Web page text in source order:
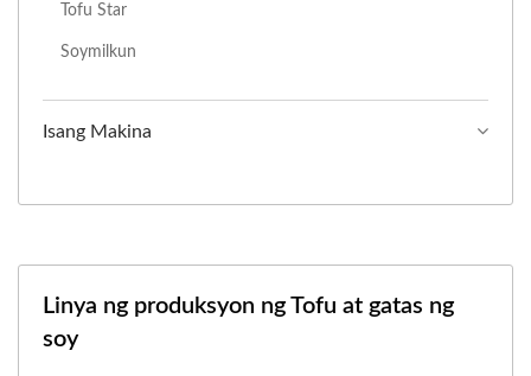
Tofu Star
Soymilkun
Isang Makina
Linya ng produksyon ng Tofu at gatas ng
soy